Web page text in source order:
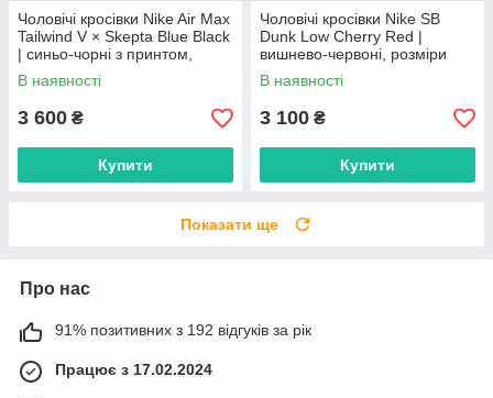
Чоловічі кросівки Nike Air Max
Tailwind V × Skepta Blue Black
| синьо-чорні з принтом,
розміри 41–45
В наявності
3 600 ₴
Купити
Чоловічі кросівки Nike SB
Dunk Low Cherry Red |
вишнево-червоні, розміри
40–45
В наявності
3 100 ₴
Купити
Показати ще
Про нас
91% позитивних з 192 відгуків за рік
Працює з 17.02.2024